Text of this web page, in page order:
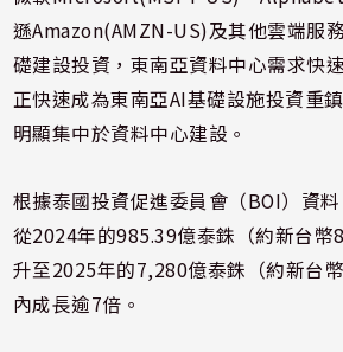
遜Amazon(AMZN-US)及其他雲端服
礎建設投資，東南亞資料中心需求快
正快速成為東南亞AI基礎設施投資重
明顯集中於資料中心建設。
根據泰國投資促進委員會（BOI）資
從2024年的985.39億泰銖（約新台幣
升至2025年的7,280億泰銖（約新台
內成長逾7倍。